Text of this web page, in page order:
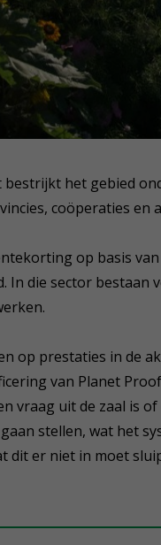
het gebied
coöperaties en
op basis
In die sector bestaan
op prestaties in de
van Planet
vraag uit de zaal is
stellen, wat het
dit er niet in moet